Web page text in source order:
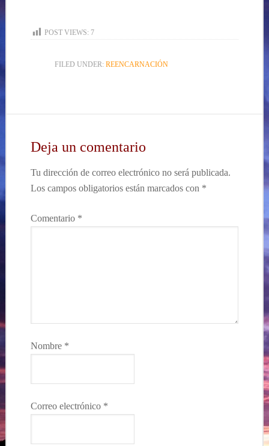
POST VIEWS: 7
FILED UNDER: REENCARNACIÓN
Deja un comentario
Tu dirección de correo electrónico no será publicada.
Los campos obligatorios están marcados con *
Comentario *
Nombre *
Correo electrónico *